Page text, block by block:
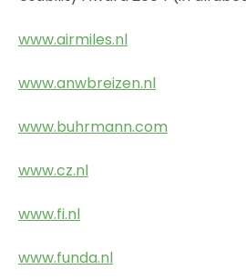
www.airmiles.nl
www.anwbreizen.nl
www.buhrmann.com
www.cz.nl
www.fi.nl
www.funda.nl